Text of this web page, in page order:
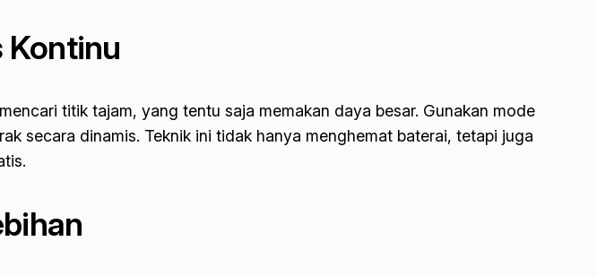
Kontinu
titik tajam, yang tentu saja memakan daya besar. Gunakan mode
secara dinamis. Teknik ini tidak hanya menghemat baterai, tetapi juga